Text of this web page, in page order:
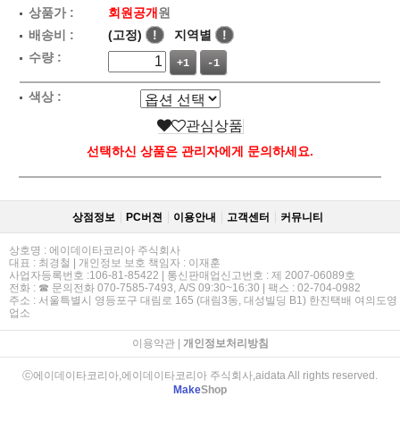
상품가 : 회원공개 원
배송비 :
(고정) ! 지역별
!
수량 :
+1 -1
색상 :
관심상품
선택하신 상품은 관리자에게 문의하세요.
상점정보 PC버젼 이용안내 고객센터 커뮤니티
상호명 : 에이데이타코리아 주식회사
대표 : 최경철 | 개인정보 보호 책임자 : 이재훈
사업자등록번호 :106-81-85422 | 통신판매업신고번호 : 제 2007-06089호
전화 : ☎ 문의전화 070-7585-7493, A/S 09:30~16:30 | 팩스 : 02-704-0982
주소 : 서울특별시 영등포구 대림로 165 (대림3동, 대성빌딩 B1) 한진택배 여의도영
업소
이용약관| 개인정보처리방침
ⓒ에이데이타코리아,에이데이타코리아 주식회사,aidata All rights reserved.
MakeShop